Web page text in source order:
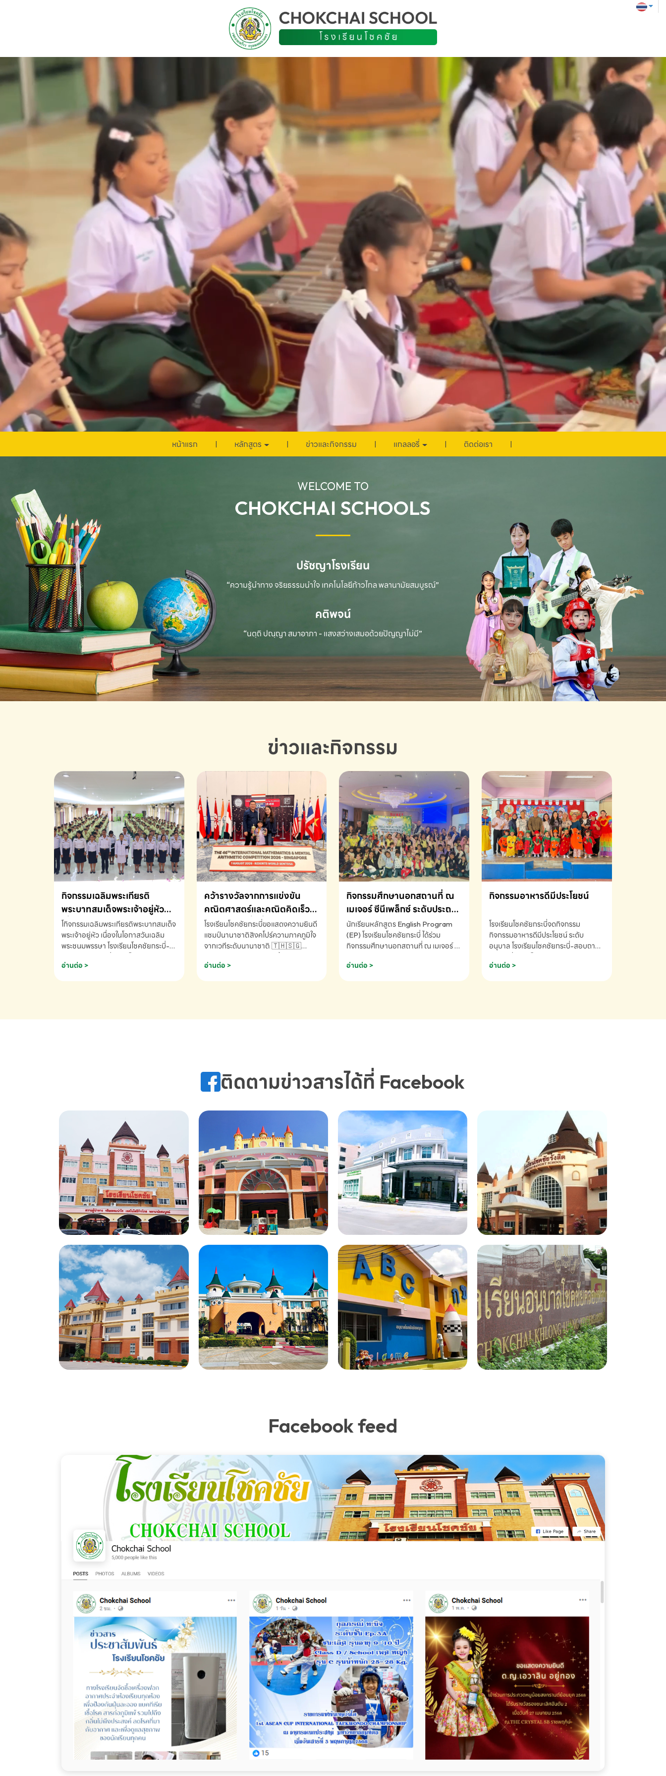
หน้าแรก หลักสูตร ข่าวและกิจกรรม แกลลอรี่ ติดต่อเรา
WELCOME TO
CHOKCHAI SCHOOLS
ปรัชญาโรงเรียน
“ความรู้นำทาง จริยธรรมนำใจ เทคโนโลยีก้าวไกลพลานามัยสมบูรณ์”
คติพจน์
“นตฺถิ ปณฺญา สมาอาภา - แสงสว่างเสมอด้วยปัญญาไม่มี”
ข่าวและกิจกรรม
กิจกรรมเฉลิมพระเกียรติ
พระบาทสมเด็จพระเจ้าอยู่หัว
เนื่องในโอกาสวันเฉลิม
พระชนมพรรษา
โกิจกรรมเฉลิมพระเกียรติพระบาทสมเด็จ
พระเจ้าอยู่หัว เนื่องในโอกาสวันเฉลิม
พระชนมพรรษา โรงเรียนโชคชัยกระบี่-
691910
อ่านต่อ >
คว้ารางวัลจากการแข่งขัน
คณิตศาสตร์และคณิตคิดเร็ว
นานาชาติ ครั้งที่ 46 ประจำปี
2569 ณ ประเทศสิงคโปร์
โรงเรียนโชคชัยกระบี่ขอแสดงความยินดี
แชมป์นานาชาติสิงคโปร์ความภาคภูมิใจ
จากเวทีระดับนานาชาติ 🇹🇭🇸🇬
K3 โรงเรียนโชคชัยกระบี่ จ.กระบี่ คว้า
AND MENTAL ARITHMETIC
Arithmetic Competition K2(Grop)
โรงเรียนโชคชัยกระบี่-สอบถามข้อมูล
อ่านต่อ >
กิจกรรมศึกษานอกสถานที่ ณ
เมเจอร์ ซีนีเพล็กซ์ ระดับประถม
ศึกษา (EP.1-6)
นักเรียนหลักสูตร English Program
(EP) โรงเรียนโชคชัยกระบี่ ได้ร่วม
กิจกรรมศึกษานอกสถานที่ ณ เมเจอร์ ซี
(Soundtrack)เพื่อเสริมทักษะการฟัง
โชคชัยกระบี่-สอบถามข้อมูลเพิ่มเติม
อ่านต่อ >
กิจกรรมอาหารดีมีประโยชน์
โรงเรียนโชคชัยกระบี่จดกิจกรรม
กิจกรรมอาหารดีมีประโยชน์ ระดับ
อนุบาล โรงเรียนโชคชัยกระบี่-สอบถาม
อ่านต่อ >
ติดตามข่าวสารได้ที่ Facebook
Facebook feed